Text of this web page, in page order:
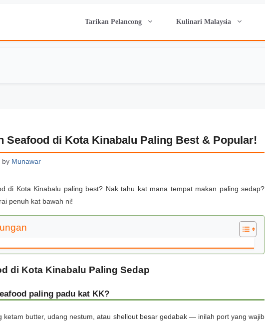
Tarikan Pelancong Kulinari Malaysia
Seafood di Kota Kinabalu Paling Best & Popular!
by Munawar
di Kota Kinabalu paling best? Nak tahu kat mana tempat makan paling sedap?
penuh kat bawah ni!
di Kota Kinabalu Paling Sedap
paling padu kat KK?
ketam butter, udang nestum, atau shellout besar gedabak — inilah port yang wajib